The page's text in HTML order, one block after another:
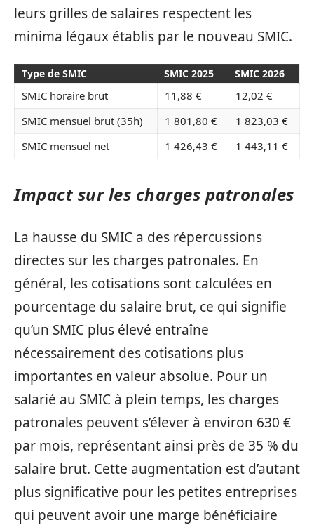
leurs grilles de salaires respectent les
minima légaux établis par le nouveau SMIC.
Type de SMIC SMIC 2025 SMIC 2026
SMIC horaire brut 11,88 €
12,02 €
SMIC mensuel brut (35h)
1 801,80 €
1 823,03 €
SMIC mensuel net
1 426,43 € 1 443,11 €
Impact sur les charges patronales
La hausse du SMIC a des répercussions
directes sur les charges patronales. En
général, les cotisations sont calculées en
pourcentage du salaire brut, ce qui signifie
qu’un SMIC plus élevé entraîne
nécessairement des cotisations plus
importantes en valeur absolue. Pour un
salarié au SMIC à plein temps, les charges
patronales peuvent s’élever à environ 630 €
par mois, représentant ainsi près de 35 % du
salaire brut. Cette augmentation est d’autant
plus significative pour les petites entreprises
qui peuvent avoir une marge bénéficiaire